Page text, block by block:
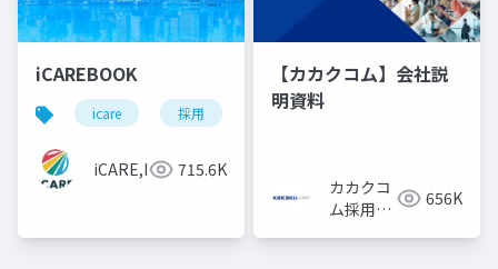
iCAREBOOK
icare 採用 カルチャーデック
iCARE,Inc 715.6K
【カカクコム】会社説
明資料
カカクコ
ム採用担
656K